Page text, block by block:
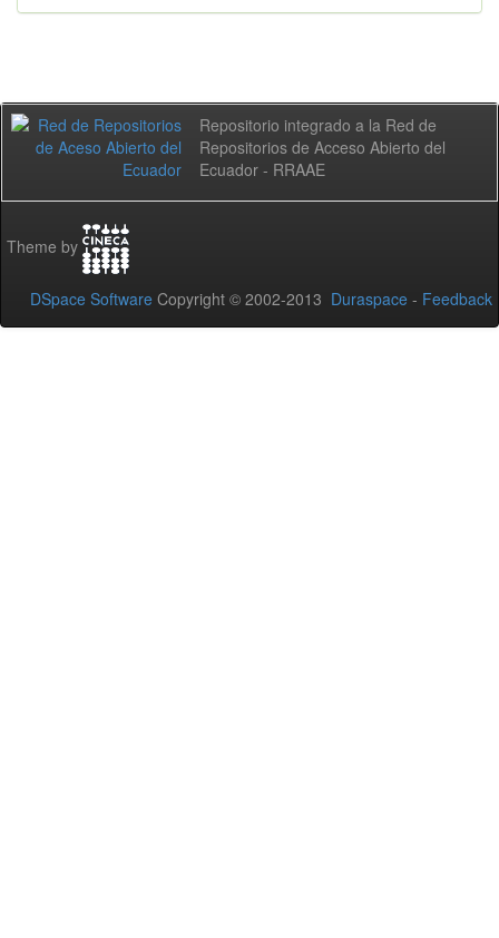
Repositorio integrado a la Red de
Repositorios de Acceso Abierto del
Ecuador - RRAAE
Theme by
DSpace Software Copyright © 2002-2013 Duraspace - Feedback